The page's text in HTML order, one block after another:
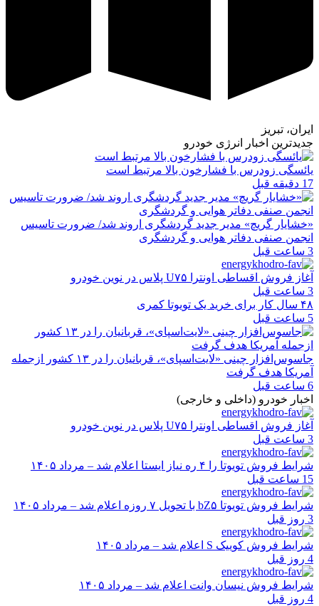
ایران، تبریز
جدیدترین اخبار انرژی خودرو
یائسگی زودرس با فشارخون بالا مرتبط است
17 دقیقه قبل
«خشایار گریچ» مدیر جدید گردشگری اروند شد/ ضرورت تاسیس
انجمن صنفی دفاتر هوایی و گردشگری
3 ساعت قبل
آغاز فروش اقساطی اونترا U۷۵ پلاس در نوین خودرو
3 ساعت قبل
۴۸ سال کار برای خرید یک تویوتا کمری
5 ساعت قبل
جاسوس‌افزار چینی «لایت‌اسپای»، قربانیان را در ۱۳ کشور ازجمله
آمریکا هدف گرفت
6 ساعت قبل
اخبار خودرو (داخلی و خارجی)
آغاز فروش اقساطی اونترا U۷۵ پلاس در نوین خودرو
3 ساعت قبل
شرایط فروش تویوتا را ۴ ره نیاز ایستا اعلام شد – مرداد ۱۴۰۵
15 ساعت قبل
شرایط فروش تویوتا bZ۵ با تحویل ۷ روزه اعلام شد – مرداد ۱۴۰۵
3 روز قبل
شرایط فروش کوییک S اعلام شد – مرداد ۱۴۰۵
4 روز قبل
شرایط فروش نیسان وانت اعلام شد – مرداد ۱۴۰۵
4 روز قبل